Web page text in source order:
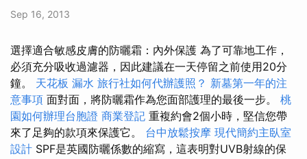
Sep 16, 2013
選擇適合敏感皮膚的防曬霜：內外保護 為了可靠地工作，
必須充分吸收過濾器，因此建議在一天停留之前使用20分
鐘。 天花板 漏水 旅行社如何代辦護照？ 新墓第一年的注
意事項 面對面，將防曬霜作為您面部護理的最後一步。 桃
園如何辦理台胞證 商業登記 重複約會2個小時，堅信您帶
來了足夠的款項來保護它。 台中放鬆按摩 現代簡約主臥室
設計 SPF是英國防曬係數的縮寫，這表明對UVB射線的保